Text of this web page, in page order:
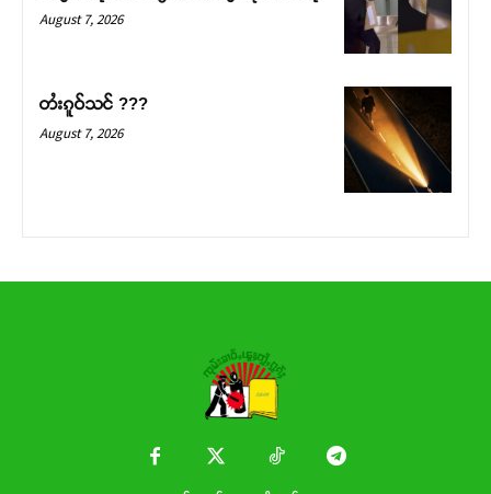
August 7, 2026
တႆးၵူဝ်သင် ???
August 7, 2026